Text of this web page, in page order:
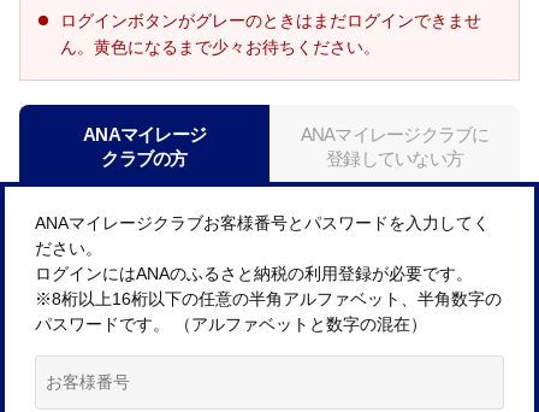
ログインボタンがグレーのときはまだログインできませ
ん。黄色になるまで少々お待ちください。
ANAマイレージ
クラブの方
ANAマイレージクラブに
登録していない方
ANAマイレージクラブお客様番号とパスワードを入力してく
ださい。
ログインにはANAのふるさと納税の利用登録が必要です。
※8桁以上16桁以下の任意の半角アルファベット、半角数字の
パスワードです。 （アルファベットと数字の混在）